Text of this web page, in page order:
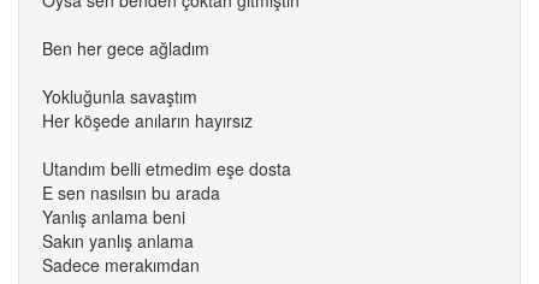
Ben her gece ağladım
Yokluğunla savaştım
Her köşede anıların hayırsız
Utandım belli etmedim eşe dosta
E sen nasılsın bu arada
Yanlış anlama beni
Sakın yanlış anlama
Sadece merakımdan